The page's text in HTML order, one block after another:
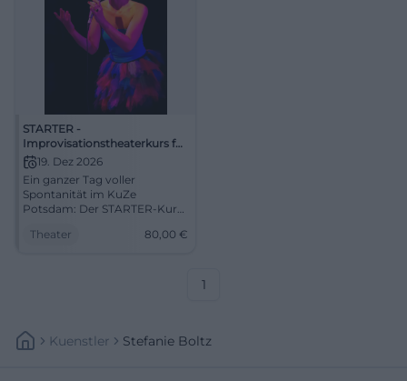
STARTER -
Improvisationstheaterkurs für
Einsteiger*innen (mit Stefan)
19. Dez 2026
Ein ganzer Tag voller
Spontanität im KuZe
Potsdam: Der STARTER-Kurs
Improkunst. 19.12.2026, ab 80
Theater 80,00 €
1
Kuenstler Stefanie Boltz